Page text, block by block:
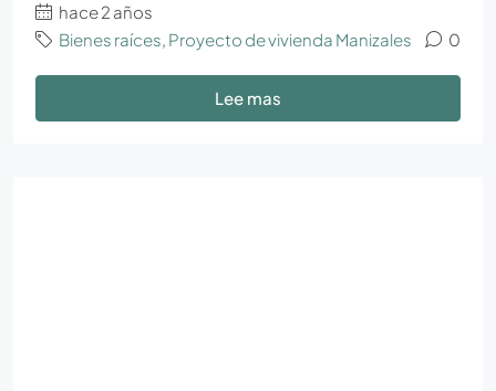
hace 2 años
Bienes raíces, Proyecto de vivienda Manizales 0
Lee mas